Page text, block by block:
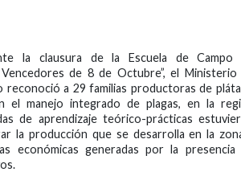
la clausura de la Escuela de Campo
de 8 de Octubre”, el Ministerio
reconoció a 29 familias productoras de
el manejo integrado de plagas, en la
de aprendizaje teórico-prácticas
la producción que se desarrolla en la
económicas generadas por la presencia